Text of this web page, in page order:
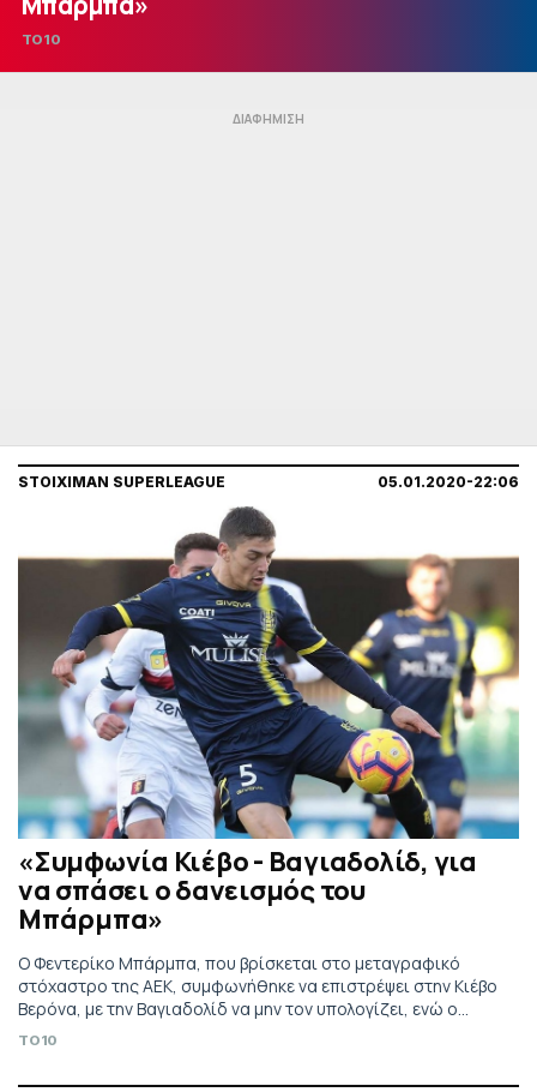
TO10
STOIXIMAN SUPERLEAGUE 05.01.2020-22:06
«Συμφωνία Κιέβο - Βαγιαδολίδ, για
να σπάσει ο δανεισμός του
Μπάρμπα»
O Φεντερίκο Μπάρμπα, που βρίσκεται στο μεταγραφικό
στόχαστρο της ΑΕΚ, συμφωνήθηκε να επιστρέψει στην Κιέβο
Βερόνα, με την Βαγιαδολίδ να μην τον υπολογίζει, ενώ ο
26χρονος όπως αναφέρεται από τα διεθνή μέσα, θα
TO10